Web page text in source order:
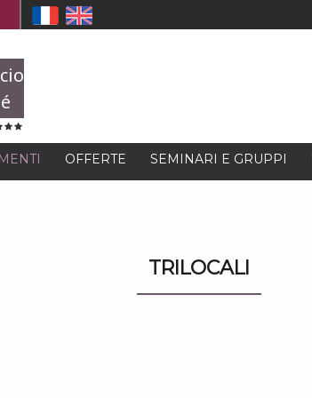
OFFERTE SEMINARI E GRUPPI
TRILOCALI